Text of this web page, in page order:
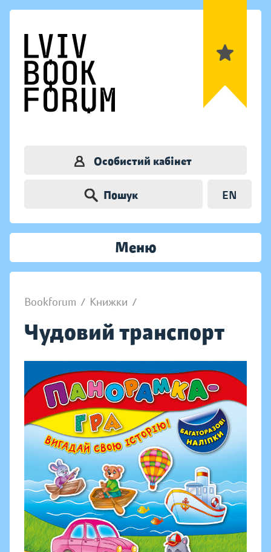
Особистий кабінет
Пошук EN
Меню
Bookforum / Книжки /
Чудовий транспорт